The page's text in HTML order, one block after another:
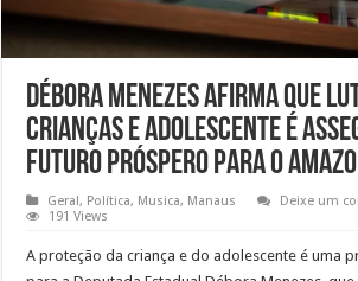
Débora Menezes afirma que
crianças e adolescente é
futuro próspero para o
Geral, Política, Musica, Manaus
Deixe um
191 Views
A proteção da criança e do adolescente é uma